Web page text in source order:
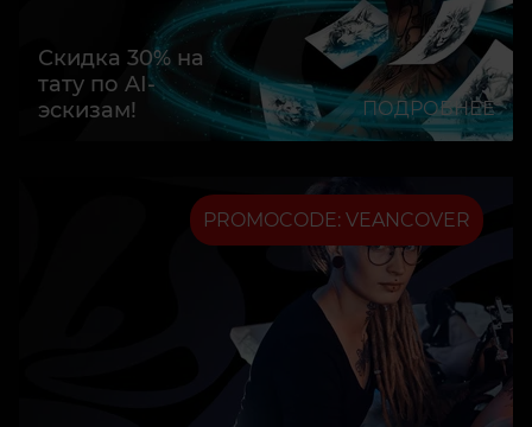
Скидка 30% на
тату по AI-
эскизам!
ПОДРОБНЕЕ
PROMOCODE: VEANCOVER